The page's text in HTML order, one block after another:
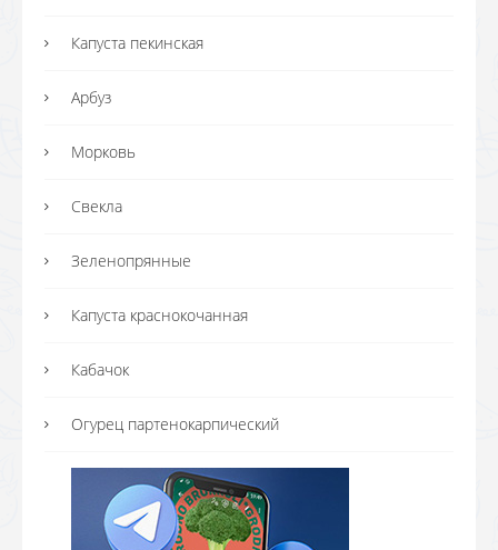
Капуста пекинская
Арбуз
Морковь
Свекла
Зеленопрянные
Капуста краснокочанная
Кабачок
Огурец партенокарпический